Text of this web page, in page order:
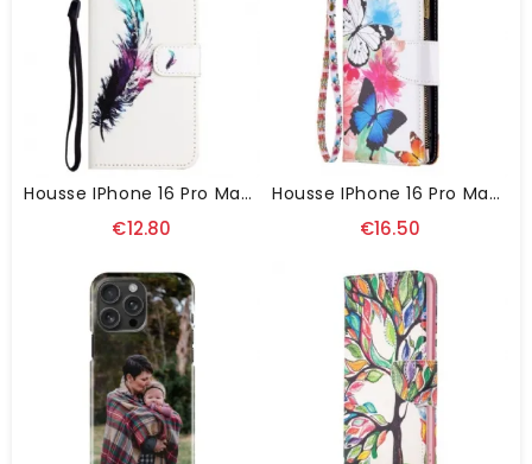
Housse IPhone 16 Pro Max Plume À Lanière
€12.80
Housse IPhone 16 Pro Max Portefeuille Deux Papillons À Lanière
€16.50